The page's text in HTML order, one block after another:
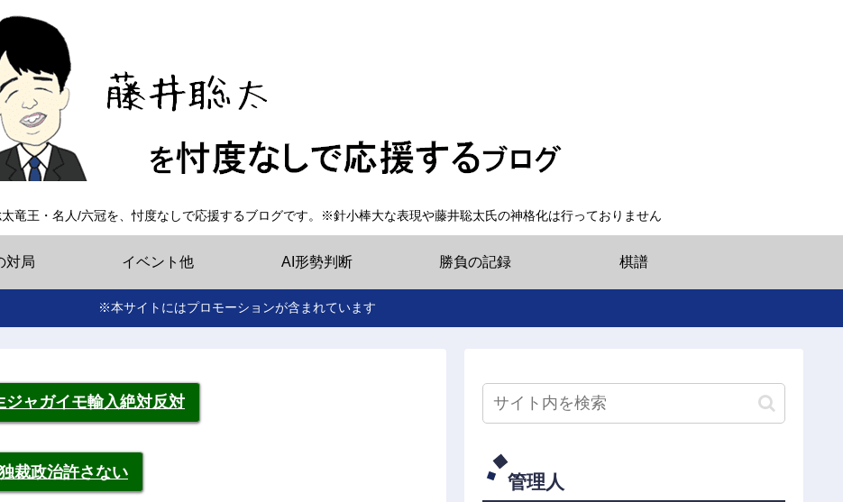
竜王・名人/六冠を、忖度なしで応援するブログです。※針小棒大な表現や藤井聡太氏の神格化は行っておりません
対局 イベント他 AI形勢判断 勝負の記録 棋譜
※本サイトにはプロモーションが含まれています
ジャガイモ輸入絶対反対
裁政治許さない 管理人